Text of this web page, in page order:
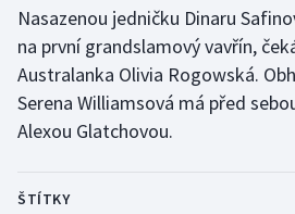
Rychlostní kanoistika
Short track
Sportovní střelba
Nasazenou jedničku Dinaru
na první grandslamový vavřín,
Australanka Olivia Rogowská.
Serena Williamsová má před
Alexou Glatchovou.
ŠTÍTKY